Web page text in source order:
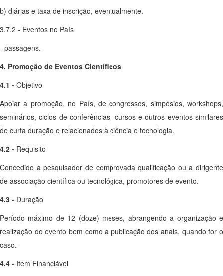
b) diárias e taxa de inscrição, eventualmente.
3.7.2 - Eventos no País
- passagens.
4. Promoção de Eventos Científicos
4.1 - Objetivo
Apoiar a promoção, no País, de congressos, simpósios, workshops,
seminários, ciclos de conferências, cursos e outros eventos similares
de curta duração e relacionados à ciência e tecnologia.
4.2 - Requisito
Concedido a pesquisador de comprovada qualificação ou a dirigente
de associação científica ou tecnológica, promotores de evento.
4.3 - Duração
Período máximo de 12 (doze) meses, abrangendo a organização e
realização do evento bem como a publicação dos anais, quando for o
caso.
4.4 - Item Financiável